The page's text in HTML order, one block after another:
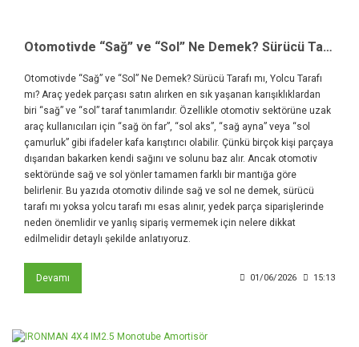
Otomotivde “Sağ” ve “Sol” Ne Demek? Sürücü Tarafı mı, Yolcu Tarafı mı?
Otomotivde “Sağ” ve “Sol” Ne Demek? Sürücü Tarafı mı, Yolcu Tarafı
mı? Araç yedek parçası satın alırken en sık yaşanan karışıklıklardan
biri “sağ” ve “sol” taraf tanımlarıdır. Özellikle otomotiv sektörüne uzak
araç kullanıcıları için “sağ ön far”, “sol aks”, “sağ ayna” veya “sol
çamurluk” gibi ifadeler kafa karıştırıcı olabilir. Çünkü birçok kişi parçaya
dışarıdan bakarken kendi sağını ve solunu baz alır. Ancak otomotiv
sektöründe sağ ve sol yönler tamamen farklı bir mantığa göre
belirlenir. Bu yazıda otomotiv dilinde sağ ve sol ne demek, sürücü
tarafı mı yoksa yolcu tarafı mı esas alınır, yedek parça siparişlerinde
neden önemlidir ve yanlış sipariş vermemek için nelere dikkat
edilmelidir detaylı şekilde anlatıyoruz.
Devamı 01/06/2026 15:13